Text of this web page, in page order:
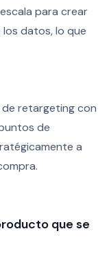
para crear
datos, lo que
de retargeting con
de
a
que se